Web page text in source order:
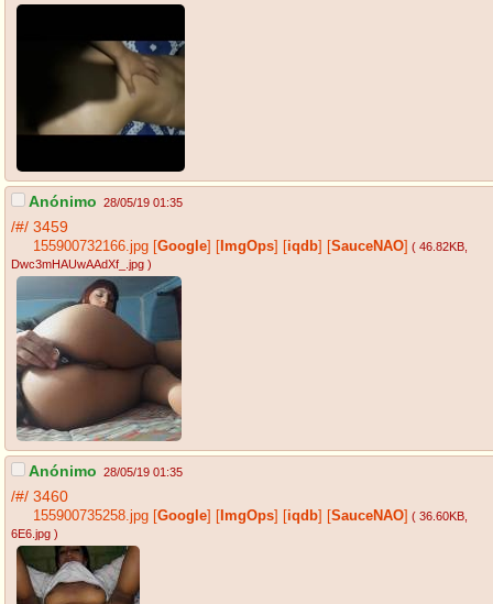
Anónimo 28/05/19 01:35
/#/ 3459
155900732166.jpg [Google] [ ImgOps] [iqdb] [SauceNAO] ( 46.82KB
Dwc3mHAUwAAdXf_.jpg )
Anónimo 28/05/19 01:35
/#/ 3460
155900735258.jpg [Google] [ ImgOps] [iqdb] [SauceNAO] ( 36.60KB
6E6.jpg )